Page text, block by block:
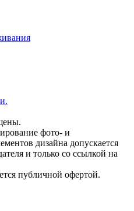
фото- и
дизайна допускается
и только со ссылкой на
публичной офертой.